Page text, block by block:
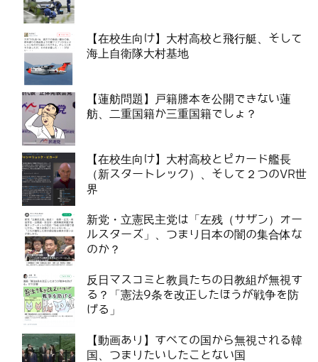
【在校生向け】大村高校と飛行艇、そして
海上自衛隊大村基地
【蓮舫問題】戸籍謄本を公開できない蓮
舫、二重国籍か三重国籍でしょ？
【在校生向け】大村高校とピカード艦長
（新スタートレック）、そして２つのVR世
界
新党・立憲民主党は「左残（サザン）オー
ルスターズ」、つまり日本の闇の集合体な
のか？
反日マスコミと教員たちの日教組が無視す
る？「憲法9条を改正したほうが戦争を防
げる」
【動画あり】すべての国から無視される韓
国、つまりたいしたことない国